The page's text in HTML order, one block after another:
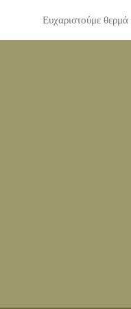
Ευχαριστούμε